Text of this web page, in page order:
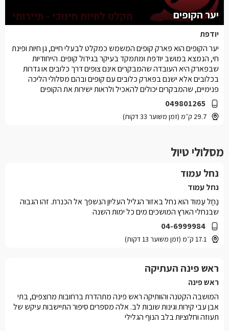
יער הקופים
יודפת
049801265
29.7 ק״מ (זמן משוער 33 דקות)
יער הקופים הוא פארק קופים המשמש כמקלט לבעלי חיים, גן חיות ופינת
חי, הנמצא במושב יודפת ומתמקד בעיקר בגידול קופים. הייחודיות
שבפארק היא העובדה שהמבקרים אינם צופים דרך כלובים או גדרות
בכלובים אלא ישנם בפארק כלובים עם קופים ובהם מסלולי הליכה
פנימיים, שהמבקרים יכולים להאכיל ולראות ישירות את הקופים
מסלולי טיול
נחל עמוד
נחל עמוד
04-6999984
17.1 ק״מ (זמן משוער 13 דקות)
נַחַל עַמּוּד הוא נחל באזור הגליל העליון הנשפך אל הכנרת. זהו הגבוה
שבנחלי הארץ המושכים מים כל ימות השנה
ראש פינה העתיקה
ראש פינה
המושבה הקטנה והוותיקה ראש פינה מתהדרת ברחובות מרוצפים, בתי
אבן עבי קירות וגינות שובות לב. אלה מספרים סיפור התיישבות עיקש של
תעוזה וחלוציות בלב הנוף הגלילי